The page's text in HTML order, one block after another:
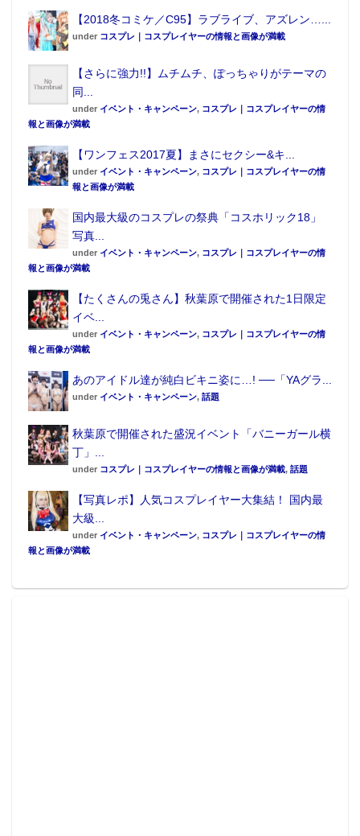
【2018冬コミケ／C95】ラブライブ、アズレン…...
under コスプレ｜コスプレイヤーの情報と画像が満載
【さらに強力!!】ムチムチ、ぽっちゃりがテーマの
同...
under イベント・キャンペーン, コスプレ｜コスプレイヤーの情
報と画像が満載
【ワンフェス2017夏】まさにセクシー&キ...
under イベント・キャンペーン, コスプレ｜コスプレイヤーの情
報と画像が満載
国内最大級のコスプレの祭典「コスホリック18」
写真...
under イベント・キャンペーン, コスプレ｜コスプレイヤーの情
報と画像が満載
【たくさんの兎さん】秋葉原で開催された1日限定
イベ...
under イベント・キャンペーン, コスプレ｜コスプレイヤーの情
報と画像が満載
あのアイドル達が純白ビキニ姿に…! ──「YAグラ...
under イベント・キャンペーン, 話題
秋葉原で開催された盛況イベント「バニーガール横
丁」...
under コスプレ｜コスプレイヤーの情報と画像が満載, 話題
【写真レポ】人気コスプレイヤー大集結！ 国内最
大級...
under イベント・キャンペーン, コスプレ｜コスプレイヤーの情
報と画像が満載